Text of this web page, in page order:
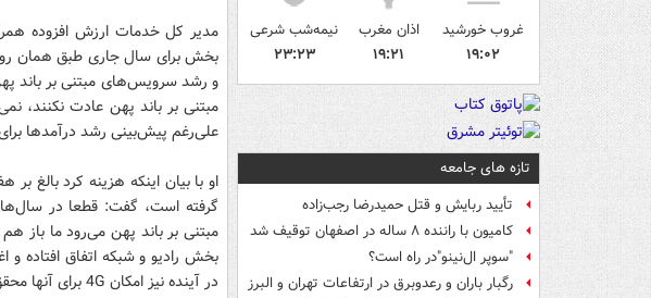
غروب خورشید
۱۹:۰۲
اذان مغرب
۱۹:۲۱
نیمه‌شب شرعی
۲۳:۲۳
تازه های جامعه
تأیید ربایش و قتل حمیدرضا رجب‌زاده
کامیون با راننده ۸ ساله در اصفهان توقیف شد
"سوپر ال‌نینو"در راه است؟
رگبار باران و رعدوبرق در ارتفاعات تهران و البرز
مدیر کل خدمات ارزش افزوده
بخش برای سال جاری طبق همان
و رشد سرویس‌های مبتنی بر باند
مبتنی بر باند پهن عادت نکنند،
علی‌رغم پیش‌بینی رشد درآمدها
او با بیان اینکه هزینه کرد بالغ
گرفته است، گفت: قطعا در
مبتنی بر باند پهن می‌رود ما باز
بخش رادیو و شبکه اتفاق افتاده
در آینده نیز امکان 4G برای آنها محقق می‌شود.